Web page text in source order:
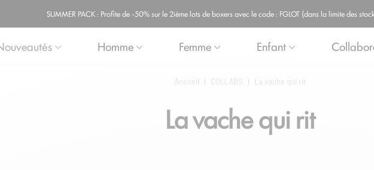
SUMMER PACK : Profite de -50% sur le 2ième lots de boxers avec le code : FGLOT (dans la limite des
Homme Femme Enfant
Accueil | COLLABS | La vache qui rit
La vache qui rit